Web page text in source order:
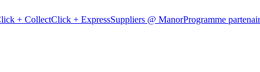
+ CollectClick + ExpressSuppliers @ ManorProgramme